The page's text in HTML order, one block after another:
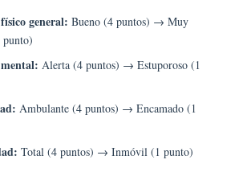
general: Bueno (4 puntos) → Muy
Alerta (4 puntos) → Estuporoso (1
Ambulante (4 puntos) → Encamado (1
Total (4 puntos) → Inmóvil (1 punto)